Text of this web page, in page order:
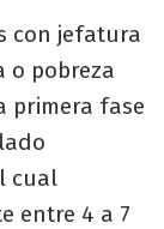
con jefatura
o pobreza
primera fase
cual
entre 4 a 7